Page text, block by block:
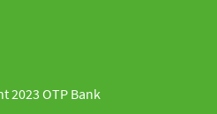
2023 OTP Bank